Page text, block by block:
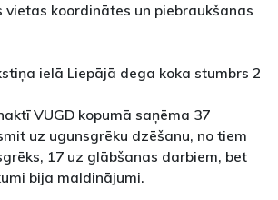
vietas koordinātes un piebraukšanas
ielā Liepājā dega koka stumbrs 2
VUGD kopumā saņēma 37
uz ugunsgrēku dzēšanu, no tiem
17 uz glābšanas darbiem, bet
bija maldinājumi.